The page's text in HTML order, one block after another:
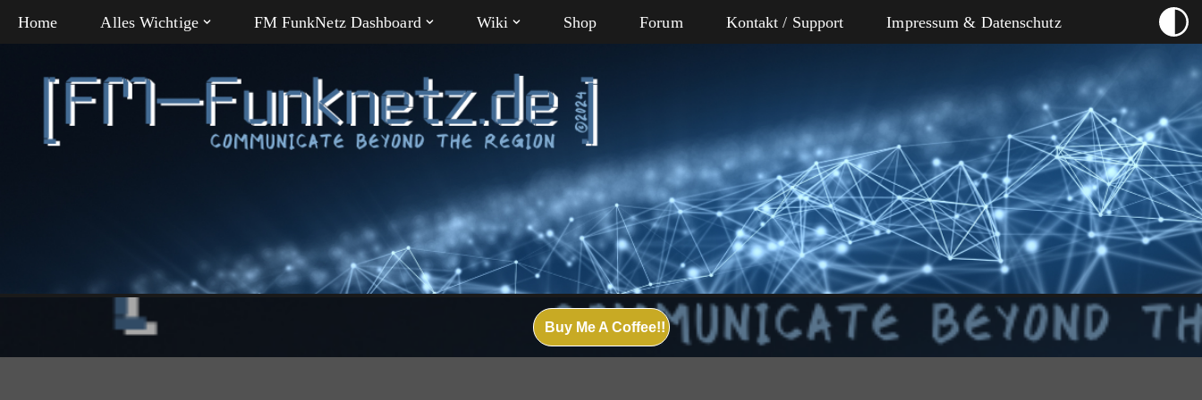
Inhalt
Home Alles Wichtige FM FunkNetz Dashboard Wiki Shop Forum Kontakt / Support Impressum & Datenschutz
Buy Me A Coffee!!